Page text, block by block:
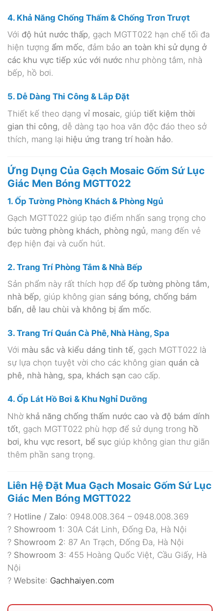
4. Khả Năng Chống Thấm & Chống Trơn Trượt
Với độ hút nước thấp, gạch MGTT022 hạn chế tối đa
hiện tượng ẩm mốc, đảm bảo an toàn khi sử dụng ở
các khu vực tiếp xúc với nước như phòng tắm, nhà
bếp, hồ bơi.
5. Dễ Dàng Thi Công & Lắp Đặt
Thiết kế theo dạng vỉ mosaic, giúp tiết kiệm thời
gian thi công, dễ dàng tạo hoa văn độc đáo theo sở
thích, mang lại hiệu ứng trang trí hoàn hảo.
Ứng Dụng Của Gạch Mosaic Gốm Sứ Lục
Giác Men Bóng MGTT022
1. Ốp Tường Phòng Khách & Phòng Ngủ
Gạch MGTT022 giúp tạo điểm nhấn sang trọng cho
bức tường phòng khách, phòng ngủ, mang đến vẻ
đẹp hiện đại và cuốn hút.
2. Trang Trí Phòng Tắm & Nhà Bếp
Sản phẩm này rất thích hợp để ốp tường phòng tắm,
nhà bếp, giúp không gian sáng bóng, chống bám
bẩn, dễ lau chùi và không bị ẩm mốc.
3. Trang Trí Quán Cà Phê, Nhà Hàng, Spa
Với màu sắc và kiểu dáng tinh tế, gạch MGTT022 là
sự lựa chọn tuyệt vời cho các không gian quán cà
phê, nhà hàng, spa, khách sạn cao cấp.
4. Ốp Lát Hồ Bơi & Khu Nghỉ Dưỡng
Nhờ khả năng chống thấm nước cao và độ bám dính
tốt, gạch MGTT022 phù hợp để sử dụng trong hồ
bơi, khu vực resort, bể sục giúp không gian thư giãn
thêm phần sang trọng.
Liên Hệ Đặt Mua Gạch Mosaic Gốm Sứ Lục
Giác Men Bóng MGTT022
? Hotline / Zalo: 0948.008.364 – 0948.008.369
? Showroom 1: 30A Cát Linh, Đống Đa, Hà Nội
? Showroom 2: 87 An Trạch, Đống Đa, Hà Nội
? Showroom 3: 455 Hoàng Quốc Việt, Cầu Giấy, Hà
Nội
? Website: Gachhaiyen.com